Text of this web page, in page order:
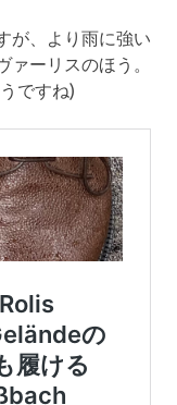
が、より雨に強い
ーリスのほう。
ですね)